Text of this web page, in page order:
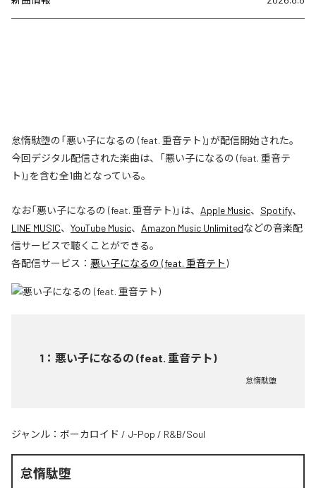
怠惰駄堕の「悪い子になるの (feat. 重音テト)」が配信開始された。
今回デジタル配信された楽曲は、「悪い子になるの (feat. 重音テ
ト)」を含む全1曲となっている。
なお「悪い子になるの (feat. 重音テト)」は、 Apple Music、 Spotify、
LINE MUSIC、 YouTube Music、 Amazon Music Unlimitedなどの音楽配
信サービスで聴くことができる。
各配信サービス： 悪い子になるの (feat. 重音テト)
1 ： 悪い子になるの (feat. 重音テト)
怠惰駄堕
ジャンル： ボーカロイド / J-Pop / R&B/Soul
怠惰駄堕